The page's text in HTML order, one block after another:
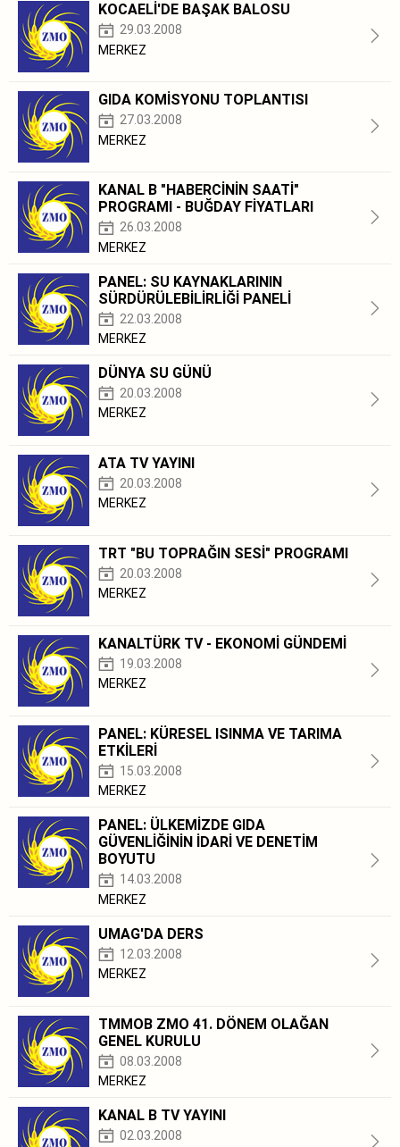
KOCAELİ'DE BAŞAK BALOSU
29.03.2008
MERKEZ
GIDA KOMİSYONU TOPLANTISI
27.03.2008
MERKEZ
KANAL B "HABERCİNİN SAATİ"
PROGRAMI - BUĞDAY FİYATLARI
26.03.2008
MERKEZ
PANEL: SU KAYNAKLARININ
SÜRDÜRÜLEBİLİRLİĞİ PANELİ
22.03.2008
MERKEZ
DÜNYA SU GÜNÜ
20.03.2008
MERKEZ
ATA TV YAYINI
20.03.2008
MERKEZ
TRT "BU TOPRAĞIN SESİ" PROGRAMI
20.03.2008
MERKEZ
KANALTÜRK TV - EKONOMİ GÜNDEMİ
19.03.2008
MERKEZ
PANEL: KÜRESEL ISINMA VE TARIMA
ETKİLERİ
15.03.2008
MERKEZ
PANEL: ÜLKEMİZDE GIDA
GÜVENLİĞİNİN İDARİ VE DENETİM
BOYUTU
14.03.2008
MERKEZ
UMAG'DA DERS
12.03.2008
MERKEZ
TMMOB ZMO 41. DÖNEM OLAĞAN
GENEL KURULU
08.03.2008
MERKEZ
KANAL B TV YAYINI
02.03.2008